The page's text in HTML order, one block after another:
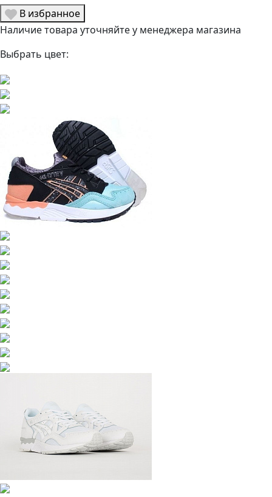
В избранное
Наличие товара уточняйте у менеджера магазина
Выбрать цвет: